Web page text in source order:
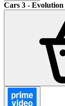
Cars 3 - Evolution